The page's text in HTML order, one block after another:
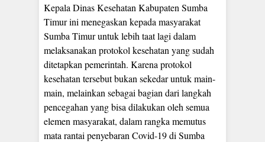
Kepala Dinas Kesehatan Kabupaten Sumba
Timur ini menegaskan kepada masyarakat
Sumba Timur untuk lebih taat lagi dalam
melaksanakan protokol kesehatan yang sudah
ditetapkan pemerintah. Karena protokol
kesehatan tersebut bukan sekedar untuk main-
main, melainkan sebagai bagian dari langkah
pencegahan yang bisa dilakukan oleh semua
elemen masyarakat, dalam rangka memutus
mata rantai penyebaran Covid-19 di Sumba